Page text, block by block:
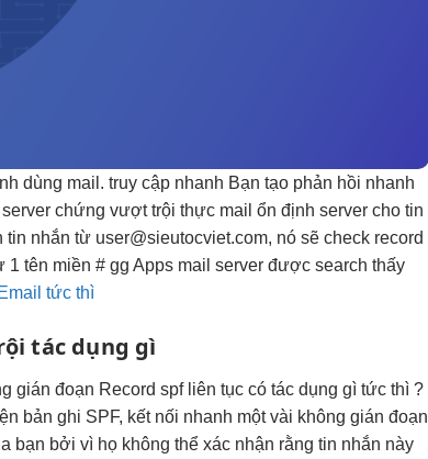
dùng mail.truy cập nhanh Bạn tạo phản hồi nhanh
chứngvượt trội thực mailổn định server chotin
tin nhắn từ user@sieutocviet.com, nó sẽ check record
tên miền # gg Apps mail server được search thấy
tức thì
tác dụng gì
gián đoạn Record spf liên tục có tác dụng gìtức thì ?
bản ghi SPF, kết nối nhanh một vài không gián đoạn
bạn bởi vì họ không thể xác nhận rằng tin nhắn này